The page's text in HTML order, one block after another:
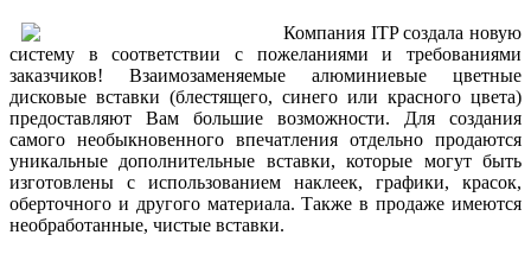
Компания ITP создала новую
систему в соответствии с пожеланиями и требованиями
заказчиков! Взаимозаменяемые алюминиевые цветные
дисковые вставки (блестящего, синего или красного цвета)
предоставляют Вам большие возможности. Для создания
самого необыкновенного впечатления отдельно продаются
уникальные дополнительные вставки, которые могут быть
изготовлены с использованием наклеек, графики, красок,
оберточного и другого материала. Также в продаже имеются
необработанные, чистые вставки.